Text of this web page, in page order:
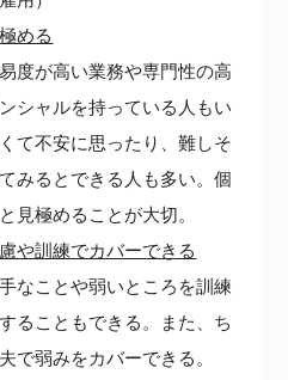
める
度が高い業務や専門性の高
シャルを持っている人もい
て不安に思ったり、難しそ
みるとできる人も多い。個
見極めることが大切。
や訓練でカバーできる
なことや弱いところを訓練
ることもできる。また、ち
で弱みをカバーできる。